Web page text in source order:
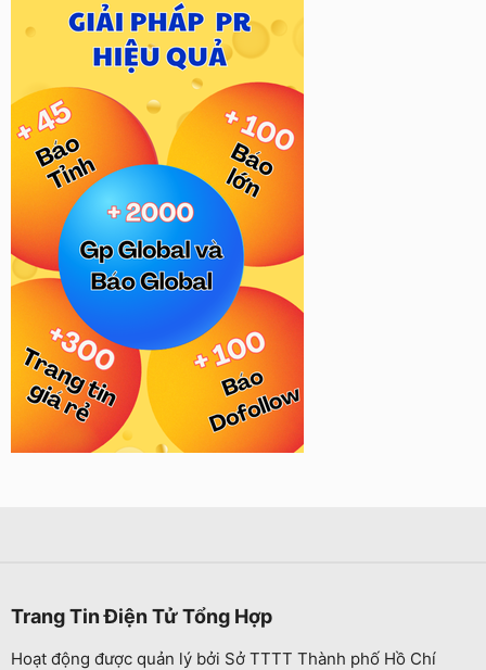
Trang Tin Điện Tử Tổng Hợp
Hoạt động được quản lý bởi Sở TTTT Thành phố Hồ Chí